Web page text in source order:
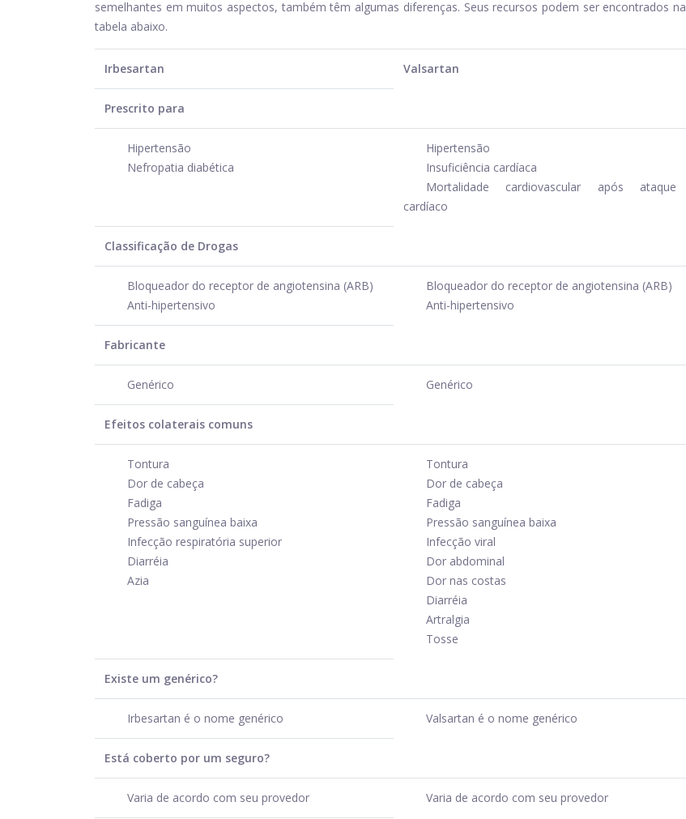
semelhantes em muitos aspectos, também têm algumas diferenças. Seus recursos podem ser encontrados na
tabela abaixo.
Irbesartan Valsartan
Prescrito para
Hipertensão
Nefropatia diabética
Hipertensão
Insuficiência cardíaca
Mortalidade cardiovascular após ataque
cardíaco
Classificação de Drogas
Bloqueador do receptor de angiotensina (ARB)
Anti-hipertensivo
Bloqueador do receptor de angiotensina (ARB)
Anti-hipertensivo
Fabricante
Genérico Genérico
Efeitos colaterais comuns
Tontura
Dor de cabeça
Fadiga
Pressão sanguínea baixa
Infecção respiratória superior
Diarréia
Azia
Tontura
Dor de cabeça
Fadiga
Pressão sanguínea baixa
Infecção viral
Dor abdominal
Dor nas costas
Diarréia
Artralgia
Tosse
Existe um genérico?
Irbesartan é o nome genérico Valsartan é o nome genérico
Está coberto por um seguro?
Varia de acordo com seu provedor Varia de acordo com seu provedor